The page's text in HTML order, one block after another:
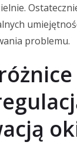
problemu.